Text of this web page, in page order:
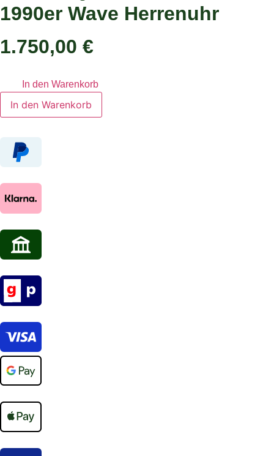
1990er Wave Herrenuhr
1.750,00 €
In den Warenkorb
Ebel
Sportwave
35
181903
Quarz
Stahl
Gold
1990er
Wave
Herrenuhr
In den Warenkorb